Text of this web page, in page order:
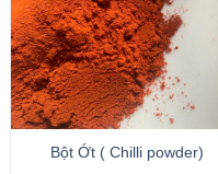
Bột Ớt ( Chilli powder)